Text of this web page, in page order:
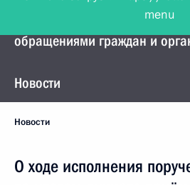
Управление Президента по
обращениями граждан и
Новости
Новости
О ходе исполнения
menu